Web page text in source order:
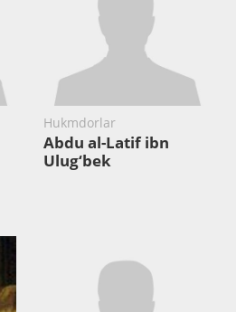
Hukmdorlar
Abdu al-Latif ibn
Ulug‘bek